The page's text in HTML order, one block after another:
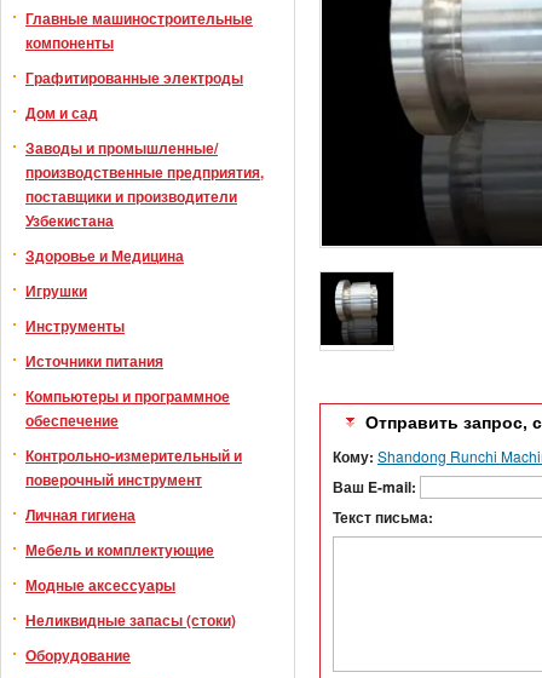
Главные машиностроительные
компоненты
Графитированные электроды
Дом и сад
Заводы и промышленные/
производственные предприятия,
поставщики и производители
Узбекистана
Здоровье и Медицина
Игрушки
Инструменты
Источники питания
Компьютеры и программное
обеспечение
Контрольно-измерительный и
поверочный инструмент
Личная гигиена
Мебель и комплектующие
Модные аксессуары
Неликвидные запасы (стоки)
Оборудование
Отправить запрос,
Кому: Shandong Runchi
Ваш E-mail:
Текст письма: